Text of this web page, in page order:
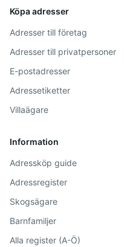
Köpa adresser
Adresser till företag
Adresser till privatpersoner
E-postadresser
Adressetiketter
Villaägare
Information
Adressköp guide
Adressregister
Skogsägare
Barnfamiljer
Alla register (A-Ö)